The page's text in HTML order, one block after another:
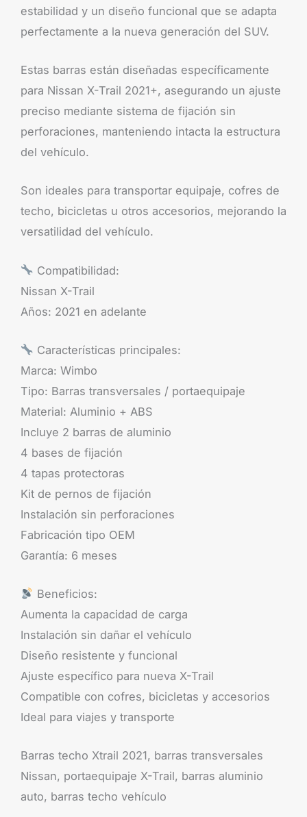
estabilidad y un diseño funcional que se adapta
perfectamente a la nueva generación del SUV.
Estas barras están diseñadas específicamente
para Nissan X-Trail 2021+, asegurando un ajuste
preciso mediante sistema de fijación sin
perforaciones, manteniendo intacta la estructura
del vehículo.
Son ideales para transportar equipaje, cofres de
techo, bicicletas u otros accesorios, mejorando la
versatilidad del vehículo.
Compatibilidad:
Nissan X-Trail
Años: 2021 en adelante
Características principales:
Marca: Wimbo
Tipo: Barras transversales / portaequipaje
Material: Aluminio + ABS
Incluye 2 barras de aluminio
4 bases de fijación
4 tapas protectoras
Kit de pernos de fijación
Instalación sin perforaciones
Fabricación tipo OEM
Garantía: 6 meses
Beneficios:
Aumenta la capacidad de carga
Instalación sin dañar el vehículo
Diseño resistente y funcional
Ajuste específico para nueva X-Trail
Compatible con cofres, bicicletas y accesorios
Ideal para viajes y transporte
Barras techo Xtrail 2021, barras transversales
Nissan, portaequipaje X-Trail, barras aluminio
auto, barras techo vehículo